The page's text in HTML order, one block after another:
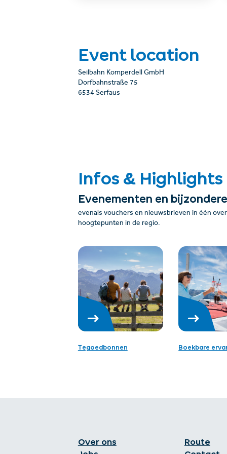
Event location
Seilbahn Komperdell GmbH
Dorfbahnstraße 75
6534 Serfaus
Infos & Highlights
Evenementen en
evenals vouchers en nieuwsbrieven in één
hoogtepunten in de regio.
Tegoedbonnen Boekbare
Over ons
Route